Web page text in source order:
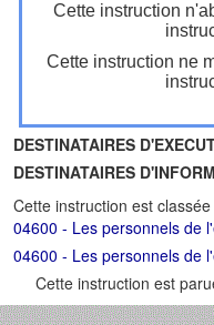
Cette instruction
Cette instruction ne
DESTINATAIRES
DESTINATAIRES
Cette instruction est
04600 - Les personnels de
04600 - Les personnels de
Cette instruction est